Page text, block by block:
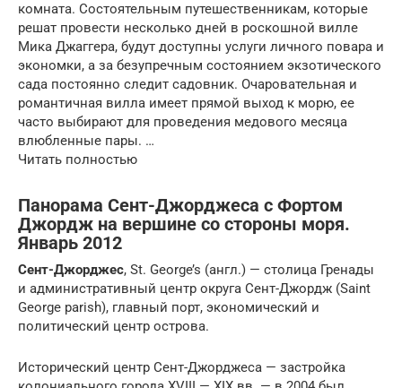
комната. Состоятельным путешественникам, которые
решат провести несколько дней в роскошной вилле
Мика Джаггера, будут доступны услуги личного повара и
экономки, а за безупречным состоянием экзотического
сада постоянно следит садовник. Очаровательная и
романтичная вилла имеет прямой выход к морю, ее
часто выбирают для проведения медового месяца
влюбленные пары. …
Читать полностью
Панорама Сент-Джорджеса с Фортом
Джордж на вершине со стороны моря.
Январь 2012
Сент-Джорджес, St. George’s (англ.) — столица Гренады
и административный центр округа Сент-Джордж (Saint
George parish), главный порт, экономический и
политический центр острова.
Исторический центр Сент-Джорджеса — застройка